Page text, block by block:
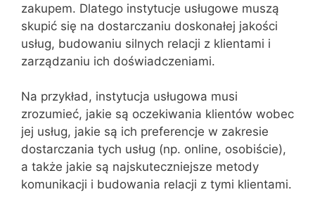
zakupem. Dlatego instytucje usługowe muszą
skupić się na dostarczaniu doskonałej jakości
usług, budowaniu silnych relacji z klientami i
zarządzaniu ich doświadczeniami.
Na przykład, instytucja usługowa musi
zrozumieć, jakie są oczekiwania klientów wobec
jej usług, jakie są ich preferencje w zakresie
dostarczania tych usług (np. online, osobiście),
a także jakie są najskuteczniejsze metody
komunikacji i budowania relacji z tymi klientami.